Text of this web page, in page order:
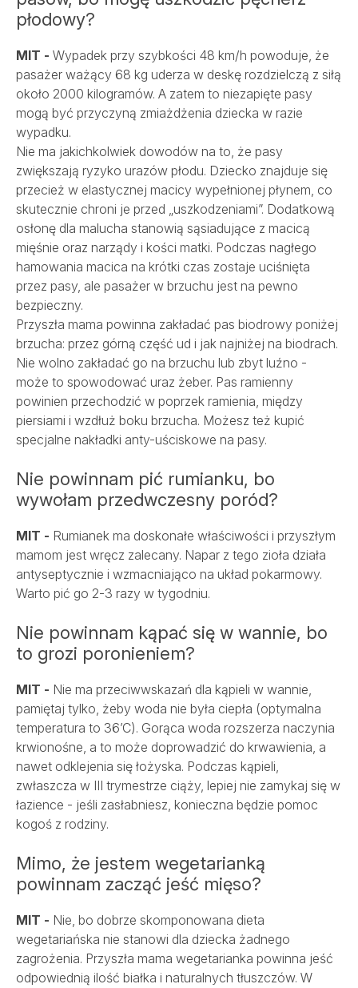
płodowy?
MIT - Wypadek przy szybkości 48 km/h powoduje, że
pasażer ważący 68 kg uderza w deskę rozdzielczą z siłą
około 2000 kilogramów. A zatem to niezapięte pasy
mogą być przyczyną zmiażdżenia dziecka w razie
wypadku.
Nie ma jakichkolwiek dowodów na to, że pasy
zwiększają ryzyko urazów płodu. Dziecko znajduje się
przecież w elastycznej macicy wypełnionej płynem, co
skutecznie chroni je przed „uszkodzeniami”. Dodatkową
osłonę dla malucha stanowią sąsiadujące z macicą
mięśnie oraz narządy i kości matki. Podczas nagłego
hamowania macica na krótki czas zostaje uciśnięta
przez pasy, ale pasażer w brzuchu jest na pewno
bezpieczny.
Przyszła mama powinna zakładać pas biodrowy poniżej
brzucha: przez górną część ud i jak najniżej na biodrach.
Nie wolno zakładać go na brzuchu lub zbyt luźno -
może to spowodować uraz żeber. Pas ramienny
powinien przechodzić w poprzek ramienia, między
piersiami i wzdłuż boku brzucha. Możesz też kupić
specjalne nakładki anty-uściskowe na pasy.
Nie powinnam pić rumianku, bo
wywołam przedwczesny poród?
MIT - Rumianek ma doskonałe właściwości i przyszłym
mamom jest wręcz zalecany. Napar z tego zioła działa
antyseptycznie i wzmacniająco na układ pokarmowy.
Warto pić go 2-3 razy w tygodniu.
Nie powinnam kąpać się w wannie, bo
to grozi poronieniem?
MIT - Nie ma przeciwwskazań dla kąpieli w wannie,
pamiętaj tylko, żeby woda nie była ciepła (optymalna
temperatura to 36’C). Gorąca woda rozszerza naczynia
krwionośne, a to może doprowadzić do krwawienia, a
nawet odklejenia się łożyska. Podczas kąpieli,
zwłaszcza w III trymestrze ciąży, lepiej nie zamykaj się w
łazience - jeśli zasłabniesz, konieczna będzie pomoc
kogoś z rodziny.
Mimo, że jestem wegetarianką
powinnam zacząć jeść mięso?
MIT - Nie, bo dobrze skomponowana dieta
wegetariańska nie stanowi dla dziecka żadnego
zagrożenia. Przyszła mama wegetarianka powinna jeść
odpowiednią ilość białka i naturalnych tłuszczów. W